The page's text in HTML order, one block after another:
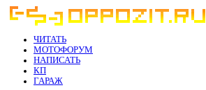
ЧИТАТЬ
МОТОФОРУМ
НАПИСАТЬ
КП
ГАРАЖ